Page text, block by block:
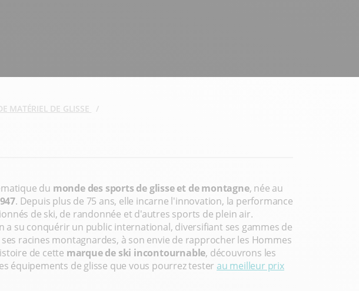
MATÉRIEL DE GLISSE
du monde des sports de glisse et de montagne, née au
. Depuis plus de 75 ans, elle incarne l'innovation, la performance
de ski, de randonnée et d'autres sports de plein air.
a su conquérir un public international, diversifiant ses gammes de
racines montagnardes, à son envie de rapprocher les Hommes
de cette marque de ski incontournable, découvrons les
équipements de glisse que vous pourrez testerau meilleur prix